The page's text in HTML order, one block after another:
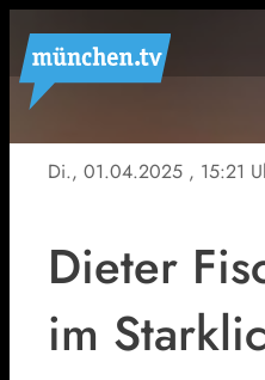
Di., 01.04.2025 , 15:21
Dieter
im